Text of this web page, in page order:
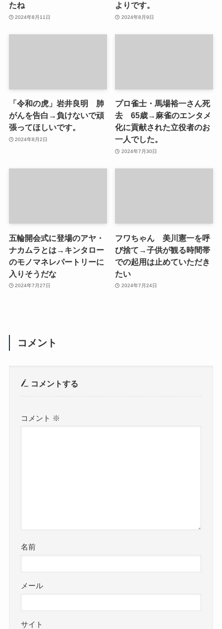
たね
2024年8月11日
よりです。
2024年8月9日
「令和の虎」岩井良明 肺
がんを告白→負けないで頑
張ってほしいです。
2024年8月2日
プロ雀士・馬場裕一さん死
去 65歳→麻雀のエンタメ
化に貢献された立役者のお
一人でした。
2024年7月30日
五輪開会式に登場のアヤ・
ナカムラとは→キンタロー
のモノマネレパートリーに
入りそうだな
2024年7月27日
フワちゃん 美川憲一を呼
び捨て→子供が観る時間帯
での起用は止めていただき
たい
2024年7月24日
コメント
コメントする
コメント ※
名前
メール
サイト